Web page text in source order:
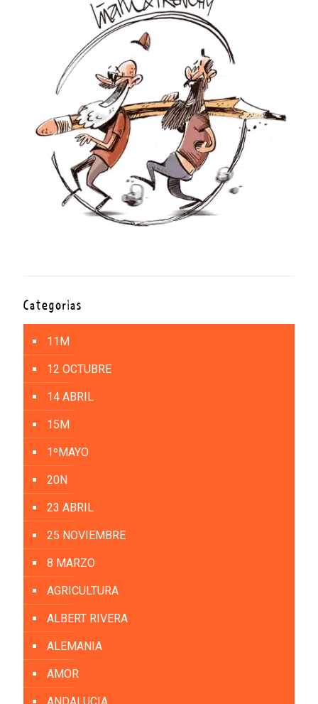
Categorías
11M
12 OCTUBRE
14 ABRIL
15M
1ºMAYO
20N
23 ABRIL
25 NOVIEMBRE
8 MARZO
AGRICULTURA
ALBERT RIVERA
ALEMANIA
AMOR